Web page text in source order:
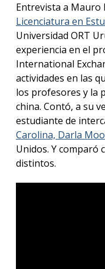
Entrevista a Mauro
Licenciatura en
Universidad ORT
experiencia en el
International
actividades en las
los profesores y la
china. Contó, a su
estudiante de
Carolina, Darla
Unidos. Y comparó
distintos.